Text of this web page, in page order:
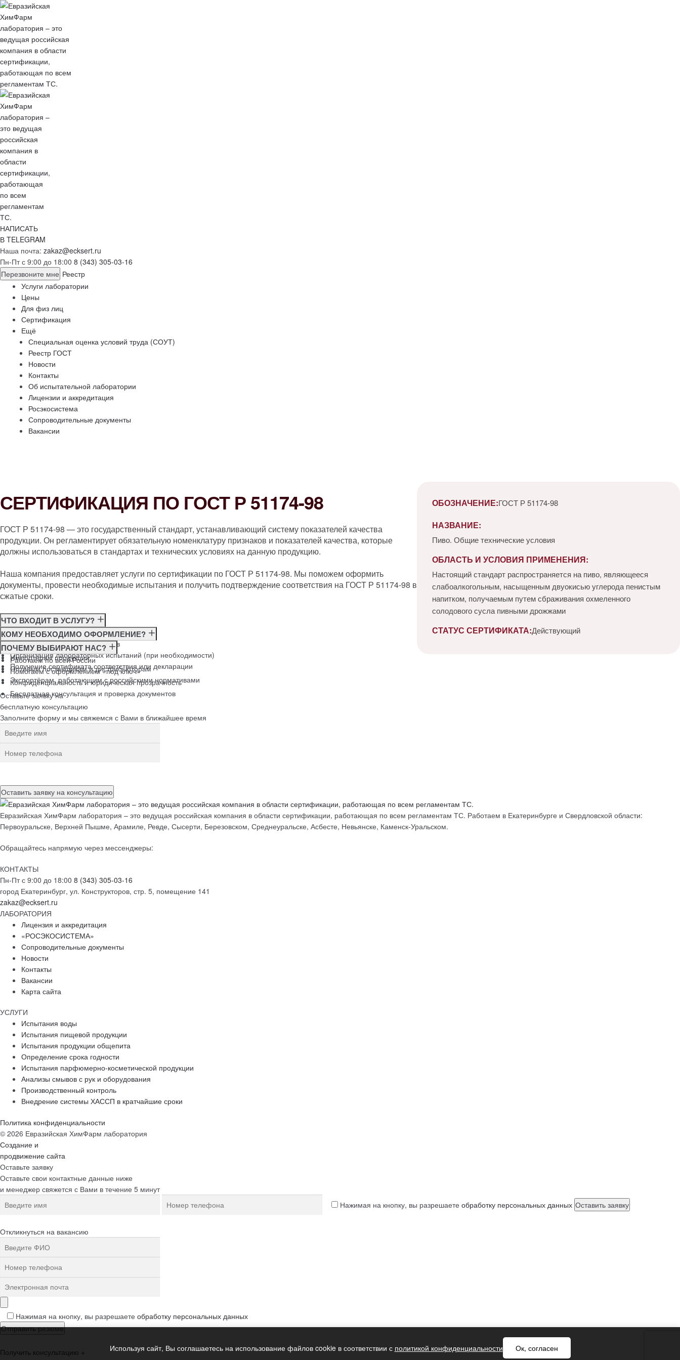
НАПИСАТЬ
В TELEGRAM
Наша почта: zakaz@ecksert.ru
Пн-Пт с 9:00 до 18:00 8 (343) 305-03-16
Перезвоните мне Реестр
Услуги лаборатории
Цены
Для физ лиц
Сертификация
Ещё
Специальная оценка условий труда (СОУТ)
Реестр ГОСТ
Новости
Контакты
Об испытательной лаборатории
Лицензии и аккредитация
Росэкосистема
Сопроводительные документы
Вакансии
СЕРТИФИКАЦИЯ ПО ГОСТ Р 51174-98
ГОСТ Р 51174-98 — это государственный стандарт, устанавливающий систему показателей качества
продукции. Он регламентирует обязательную номенклатуру признаков и показателей качества, которые
должны использоваться в стандартах и технических условиях на данную продукцию.
Наша компания предоставляет услуги по сертификации по ГОСТ Р 51174-98. Мы поможем оформить
документы, провести необходимые испытания и получить подтверждение соответствия на ГОСТ Р 51174-98 в
сжатые сроки.
ЧТО ВХОДИТ В УСЛУГУ?
Консультация по требованиям ГОСТ
Подготовка и подача документов
Организация лабораторных испытаний (при необходимости)
Получение сертификата соответствия или декларации
КОМУ НЕОБХОДИМО ОФОРМЛЕНИЕ?
Производителям
Импортёрам продукции
Оптовым поставщикам и дистрибьюторам
Экспортёрам, работающим с российскими нормативами
ПОЧЕМУ ВЫБИРАЮТ НАС?
Работаем по всей России
Помогаем с оформлением «под ключ»
Конфиденциальность и юридическая прозрачность
Бесплатная консультация и проверка документов
ОБОЗНАЧЕНИЕ:ГОСТ Р 51174-98
НАЗВАНИЕ:
Пиво. Общие технические условия
ОБЛАСТЬ И УСЛОВИЯ ПРИМЕНЕНИЯ:
Настоящий стандарт распространяется на пиво, являющееся
слабоалкогольным, насыщенным двуокисью углерода пенистым
напитком, получаемым путем сбраживания охмеленного
солодового сусла пивными дрожжами
СТАТУС СЕРТИФИКАТА:Действующий
Оставьте заявку на
бесплатную консультацию
Заполните форму и мы свяжемся с Вами в ближайшее время
Евразийская ХимФарм лаборатория – это ведущая российская компания в области сертификации, работающая по всем регламентам ТС. Работаем в Екатеринбурге и Свердловской области:
Первоуральске, Верхней Пышме, Арамиле, Ревде, Сысерти, Березовском, Среднеуральске, Асбесте, Невьянске, Каменск-Уральском.
Обращайтесь напрямую через мессенджеры:
КОНТАКТЫ
Пн-Пт с 9:00 до 18:00 8 (343) 305-03-16
город Екатеринбург, ул. Конструкторов, стр. 5, помещение 141
zakaz@ecksert.ru
ЛАБОРАТОРИЯ
Лицензия и аккредитация
«РОСЭКОСИСТЕМА»
Сопроводительные документы
Новости
Контакты
Вакансии
Карта сайта
УСЛУГИ
Испытания воды
Испытания пищевой продукции
Испытания продукции общепита
Определение срока годности
Испытания парфюмерно-косметической продукции
Анализы смывов с рук и оборудования
Производственный контроль
Внедрение системы ХАССП в кратчайшие сроки
Политика конфиденциальности
© 2026 Евразийская ХимФарм лаборатория
Создание и
продвижение сайта
Оставьте заявку
Оставьте свои контактные данные ниже
и менеджер свяжется с Вами в течение 5 минут
Нажимая на кнопку, вы разрешаете обработку персональных данных
Откликнуться на вакансию
Нажимая на кнопку, вы разрешаете обработку персональных данных
Используя сайт, Вы соглашаетесь на использование файлов cookie в соответствии с политикой конфиденциальности Ок, согласен
Получить консультацию +